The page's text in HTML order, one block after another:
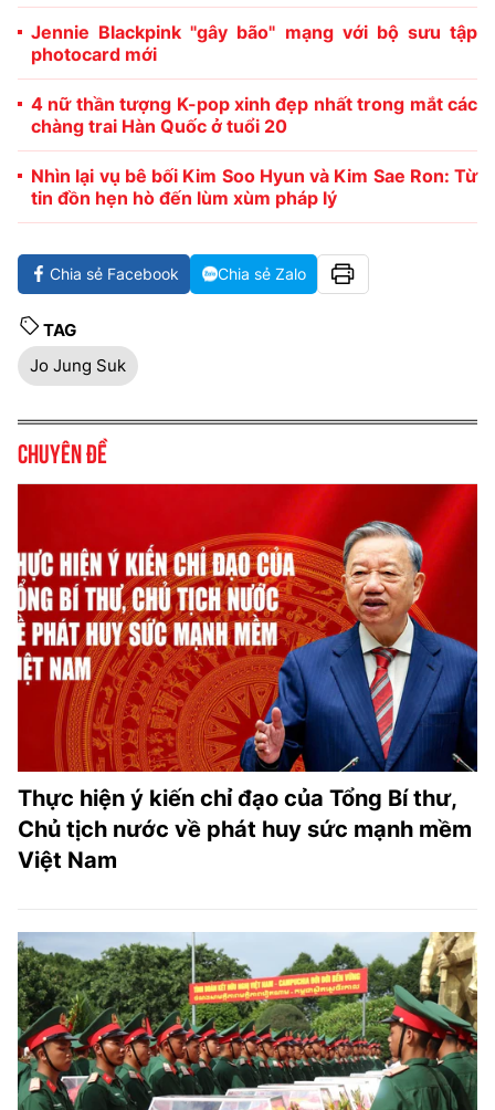
Jennie Blackpink "gây bão" mạng với bộ sưu tập
photocard mới
4 nữ thần tượng K-pop xinh đẹp nhất trong mắt các
chàng trai Hàn Quốc ở tuổi 20
Nhìn lại vụ bê bối Kim Soo Hyun và Kim Sae Ron: Từ
tin đồn hẹn hò đến lùm xùm pháp lý
Chia sẻ Facebook Chia sẻ Zalo
TAG
Jo Jung Suk
Chuyên đề
Thực hiện ý kiến chỉ đạo của Tổng Bí thư,
Chủ tịch nước về phát huy sức mạnh mềm
Việt Nam